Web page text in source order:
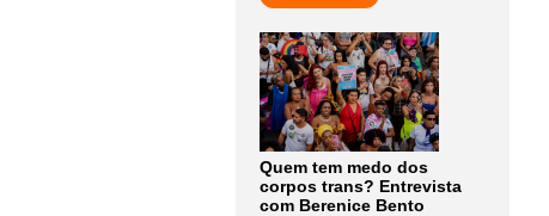
Quem tem medo dos
corpos trans? Entrevista
com Berenice Bento